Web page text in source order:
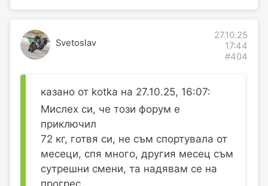
Svetoslav
27.10.25
17:44
#404
казано от kotka на 27.10.25, 16:07:
Мислех си, че този форум е
приключил
72 кг, готвя си, не съм спортувала от
месеци, спя много, другия месец съм
сутрешни смени, та надявам се на